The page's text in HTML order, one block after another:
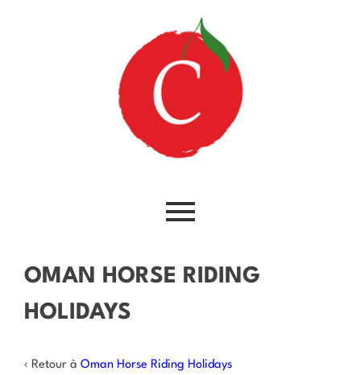
OMAN HORSE RIDING
HOLIDAYS
‹ Retour à Oman Horse Riding Holidays